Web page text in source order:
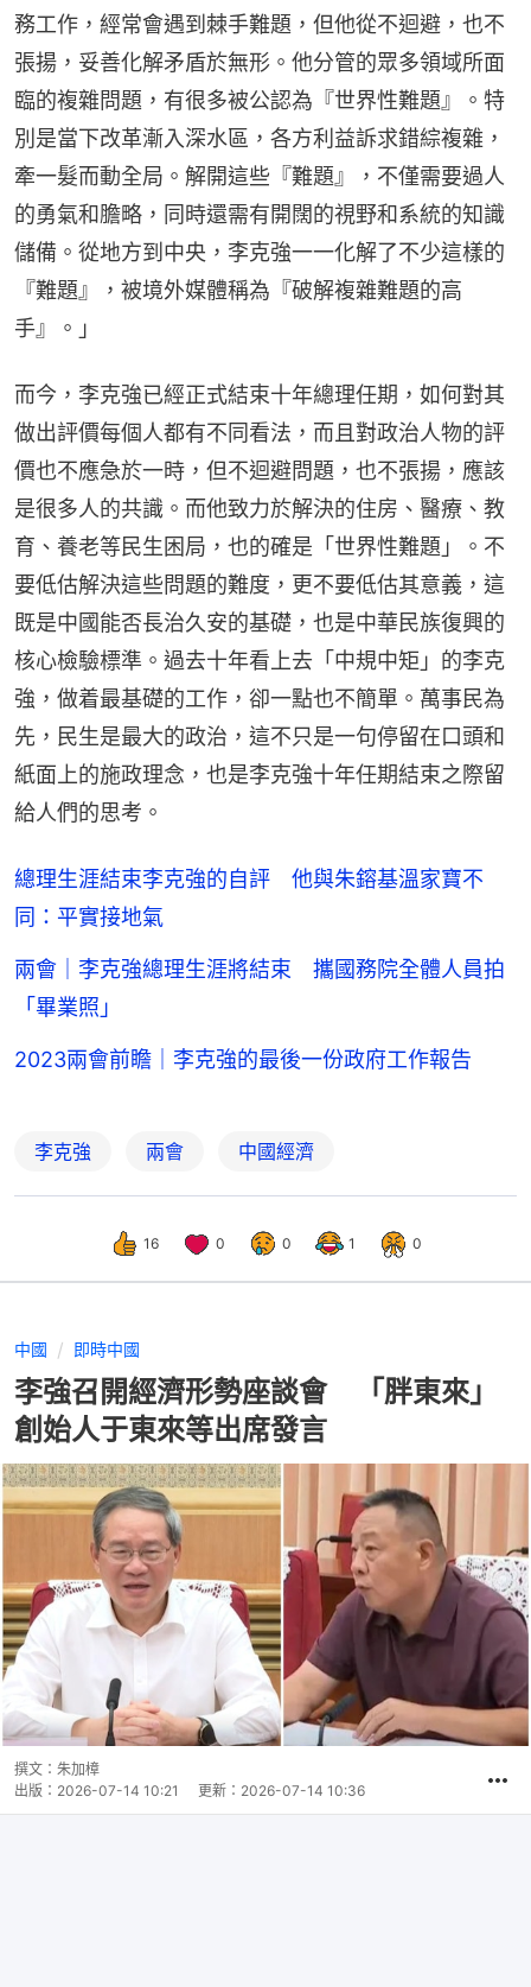
務工作，經常會遇到棘手難題，但他從不迴避，也不
張揚，妥善化解矛盾於無形。他分管的眾多領域所面
臨的複雜問題，有很多被公認為『世界性難題』。特
別是當下改革漸入深水區，各方利益訴求錯綜複雜，
牽一髮而動全局。解開這些『難題』，不僅需要過人
的勇氣和膽略，同時還需有開闊的視野和系統的知識
儲備。從地方到中央，李克強一一化解了不少這樣的
『難題』，被境外媒體稱為『破解複雜難題的高
手』。」
而今，李克強已經正式結束十年總理任期，如何對其
做出評價每個人都有不同看法，而且對政治人物的評
價也不應急於一時，但不迴避問題，也不張揚，應該
是很多人的共識。而他致力於解決的住房、醫療、教
育、養老等民生困局，也的確是「世界性難題」。不
要低估解決這些問題的難度，更不要低估其意義，這
既是中國能否長治久安的基礎，也是中華民族復興的
核心檢驗標準。過去十年看上去「中規中矩」的李克
強，做着最基礎的工作，卻一點也不簡單。萬事民為
先，民生是最大的政治，這不只是一句停留在口頭和
紙面上的施政理念，也是李克強十年任期結束之際留
給人們的思考。
總理生涯結束李克強的自評 他與朱鎔基溫家寶不
同：平實接地氣
兩會｜李克強總理生涯將結束 攜國務院全體人員拍
「畢業照」
2023兩會前瞻｜李克強的最後一份政府工作報告
李克強 兩會 中國經濟
16 0 0 1 0
中國 即時中國
李強召開經濟形勢座談會 「胖東來」
創始人于東來等出席發言
撰文： 朱加樟
出版： 2026-07-14 10:21 更新： 2026-07-14 10:36